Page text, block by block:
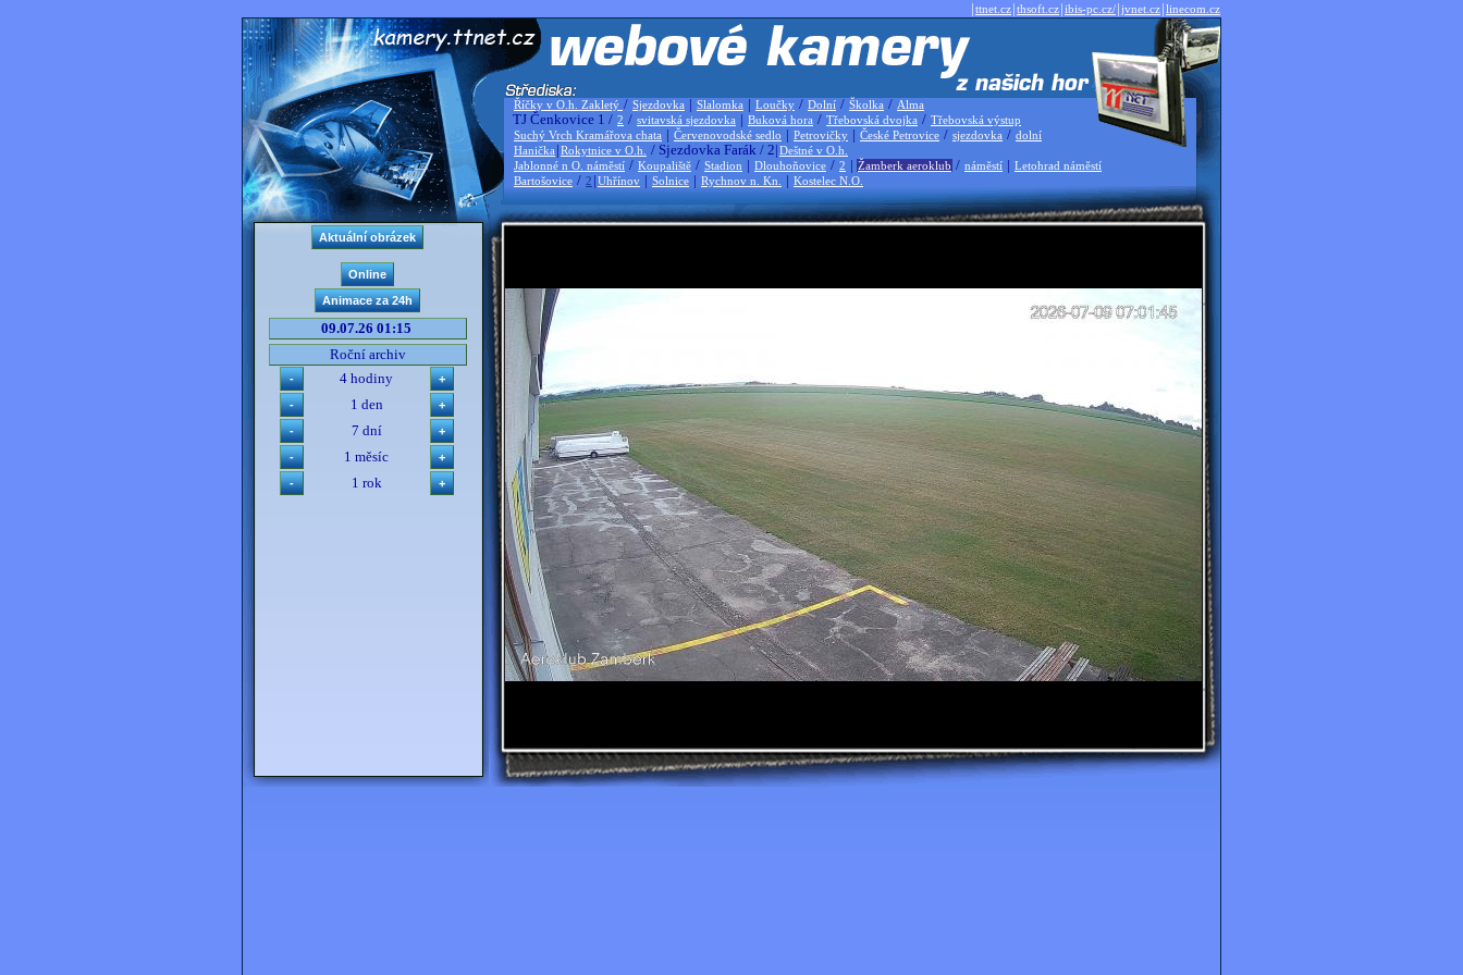
|ttnet.cz|thsoft.cz|ibis-pc.cz/|jvnet.cz|linecom.cz
Říčky v O.h. Zakletý / Sjezdovka | Slalomka | Loučky / Dolní / Školka / Alma
TJ Čenkovice 1 / 2 / svitavská sjezdovka | Buková hora / Třebovská dvojka / Třebovská výstup
Suchý Vrch Kramářova chata | Červenovodské sedlo | Petrovičky | České Petrovice / sjezdovka / dolní
Hanička |Rokytnice v O.h. / Sjezdovka Farák / 2|Deštné v O.h.
Jablonné n O. náměstí / Koupaliště / Stadion | Dlouhoňovice / 2 | Žamberk aeroklub / náměstí | Letohrad náměstí
Bartošovice / 2 |Uhřínov | Solnice | Rychnov n. Kn. | Kostelec N.O.
09.07.26 01:15
Roční archiv
4 hodiny
1 den
7 dní
1 měsíc
1 rok